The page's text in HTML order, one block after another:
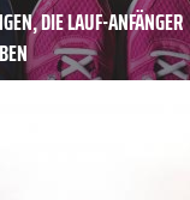
DIE LAUF-ANFÄNGER